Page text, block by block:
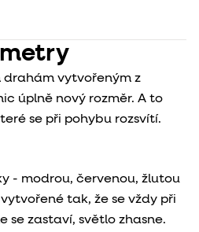
drahám vytvořeným z
úplně nový rozměr. A to
se při pohybu rozsvítí.
- modrou, červenou, žlutou
tak, že se vždy při
se zastaví, světlo zhasne.